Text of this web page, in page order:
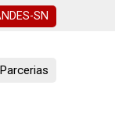
SN
Parcerias